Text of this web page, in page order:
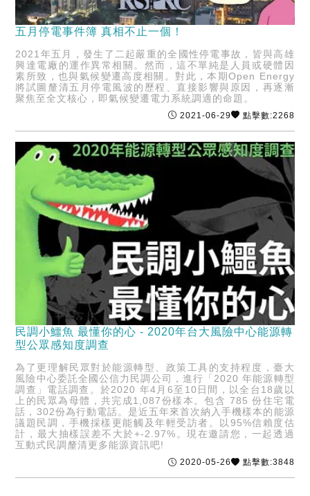
五月停電事件簿 真相不止一個！
2021年五月，發生了二起嚴重的全國性停電事故，皆與高雄
興達電廠的運作異常相關。然而，這不單純是人員或硬體因
素所致，也與氣候變遷高度相關。對此，本期Open Energy
將試圖釐清五月停電風波的歷程、直接影響與原因，再逐漸
聚焦至全文核心，即氣候變遷電力系統調適的命題。
2021-06-29 點擊數:2268
民調小鱷魚 最懂你的心 - 2020年台大風險中心能源轉
型公眾感知度調查
為了更理解民眾對於能源轉型、政策工具的支持程度，臺大
風險中心委託全國公信力民調公司，進行「2020 年能源轉型
調查」電話調查。於2020 年4月6至10日間，以全台18歲以
上的民眾為母體，共完成1,087份樣本。包含 785 份住宅電
話，302份為行動電話。是近五年來首次納入手機樣本的能源
議題民調，手機採樣更能觸及年輕受訪者。以95%信賴度估
計，最大抽樣誤差不大於+-2.97%。現在邀請您，一起透過
互動式民調釐清更多能源資訊吧!
2020-05-26 點擊數:3848